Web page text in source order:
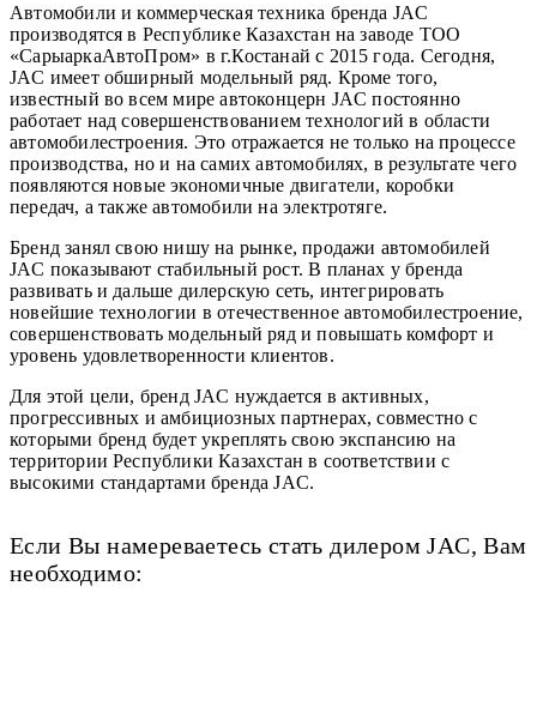
Автомобили и коммерческая техника бренда JAC
производятся в Республике Казахстан на заводе ТОО
«СарыаркаАвтоПром» в г.Костанай с 2015 года. Сегодня,
JAC имеет обширный модельный ряд. Кроме того,
известный во всем мире автоконцерн JAC постоянно
работает над совершенствованием технологий в области
автомобилестроения. Это отражается не только на процессе
производства, но и на самих автомобилях, в результате чего
появляются новые экономичные двигатели, коробки
передач, а также автомобили на электротяге.
Бренд занял свою нишу на рынке, продажи автомобилей
JAC показывают стабильный рост. В планах у бренда
развивать и дальше дилерскую сеть, интегрировать
новейшие технологии в отечественное автомобилестроение,
совершенствовать модельный ряд и повышать комфорт и
уровень удовлетворенности клиентов.
Для этой цели, бренд JAC нуждается в активных,
прогрессивных и амбициозных партнерах, совместно с
которыми бренд будет укреплять свою экспансию на
территории Республики Казахстан в соответствии с
высокими стандартами бренда JAC.
Если Вы намереваетесь стать дилером JAC, Вам
необходимо: